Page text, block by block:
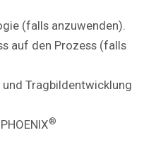
(falls anzuwenden).
auf den Prozess (falls
Tragbildentwicklung
®